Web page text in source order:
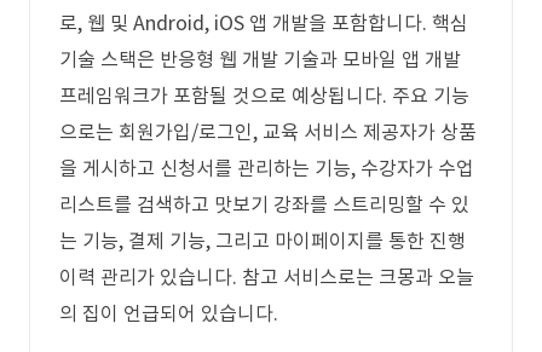
로, 웹 및 Android, iOS 앱 개발을 포함합니다. 핵심
기술 스택은 반응형 웹 개발 기술과 모바일 앱 개발
프레임워크가 포함될 것으로 예상됩니다. 주요 기능
으로는 회원가입/로그인, 교육 서비스 제공자가 상품
을 게시하고 신청서를 관리하는 기능, 수강자가 수업
리스트를 검색하고 맛보기 강좌를 스트리밍할 수 있
는 기능, 결제 기능, 그리고 마이페이지를 통한 진행
이력 관리가 있습니다. 참고 서비스로는 크몽과 오늘
의 집이 언급되어 있습니다.